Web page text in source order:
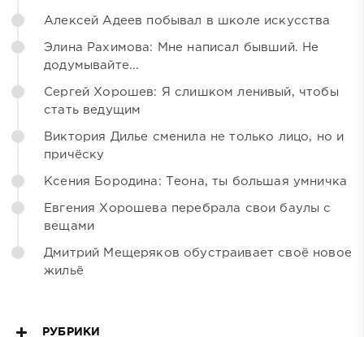
Алексей Адеев побывал в школе искусства
Элина Рахимова: Мне написал бывший. Не
додумывайте...
Сергей Хорошев: Я слишком ленивый, чтобы
стать ведущим
Виктория Дилье сменила не только лицо, но и
причёску
Ксения Бородина: Теона, ты большая умничка
Евгения Хорошева перебрала свои баулы с
вещами
Дмитрий Мещеряков обустраивает своё новое
жильё
РУБРИКИ